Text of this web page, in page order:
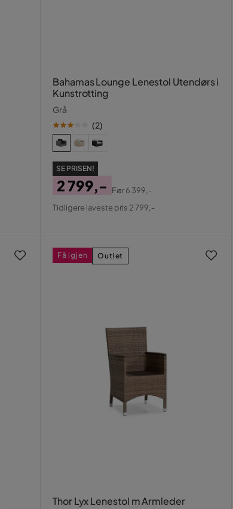
Bahamas Lounge Lenestol Utendørs i
Kunstrotting
Grå
(2)
SE PRISEN!
Pris
2 799,-
Original
Før6 399,-
Tidligere laveste pris 2 799,-
Thor Lyx Lenestol m Armleder
Få igjen Outlet